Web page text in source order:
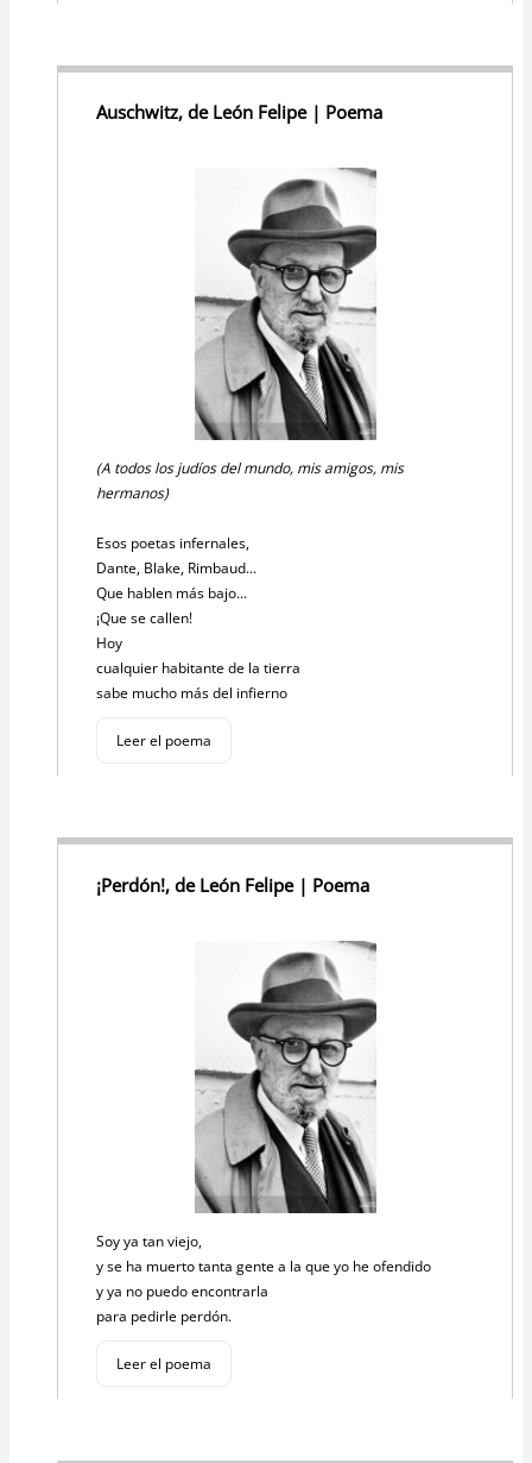
Auschwitz, de León Felipe | Poema
(A todos los judíos del mundo, mis amigos, mis
hermanos)
Esos poetas infernales,
Dante, Blake, Rimbaud...
Que hablen más bajo...
¡Que se callen!
Hoy
cualquier habitante de la tierra
sabe mucho más del infierno
Leer el poema
¡Perdón!, de León Felipe | Poema
Soy ya tan viejo,
y se ha muerto tanta gente a la que yo he ofendido
y ya no puedo encontrarla
para pedirle perdón.
Leer el poema